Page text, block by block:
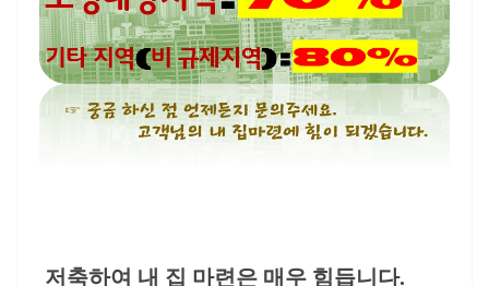
저축하여 내 집 마련은 매우 힘듭니다.